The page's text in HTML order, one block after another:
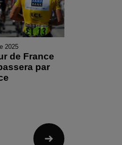
2025
de France
par